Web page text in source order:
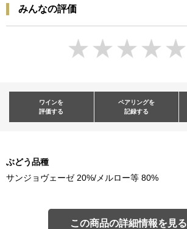
みんなの評価
ワインを
評価する
ペアリングを
記録する
ぶどう品種
サンジョヴェーゼ 20%/メルロー等 80%
この商品の詳細情報を見る